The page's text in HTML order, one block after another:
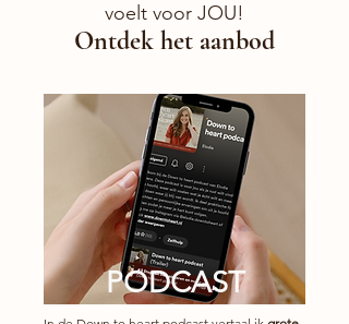
voelt voor JOU!
Ontdek het aanbod
PODCAST